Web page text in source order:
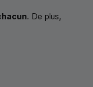
. De plus,